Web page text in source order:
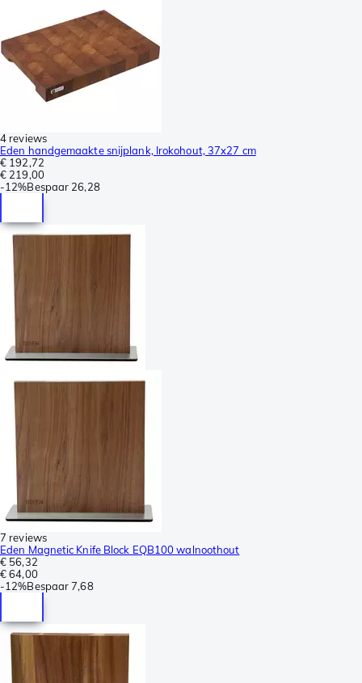
4 reviews
Eden handgemaakte snijplank, Irokohout, 37x27 cm
€ 192,72
€ 219,00
-12%Bespaar 26,28
7 reviews
Eden Magnetic Knife Block EQB100 walnoothout
€ 56,32
€ 64,00
-12%Bespaar 7,68